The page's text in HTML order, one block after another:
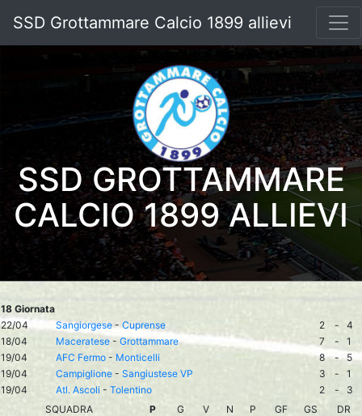
SSD Grottammare Calcio 1899 allievi
SSD GROTTAMMARE
CALCIO 1899 ALLIEVI
18 Giornata
22/04
Sangiorgese-Cuprense 2 -
4
18/04
Maceratese - Grottammare 7 -
1
19/04
AFC Fermo - Monticelli 8 - 5
19/04
Campiglione - Sangiustese VP 3 -
1
19/04
Atl. Ascoli - Tolentino 2 -
3
SQUADRA
P G V N P GF GS
DR